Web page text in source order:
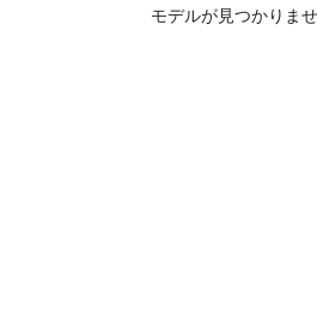
モデルが見つかりま